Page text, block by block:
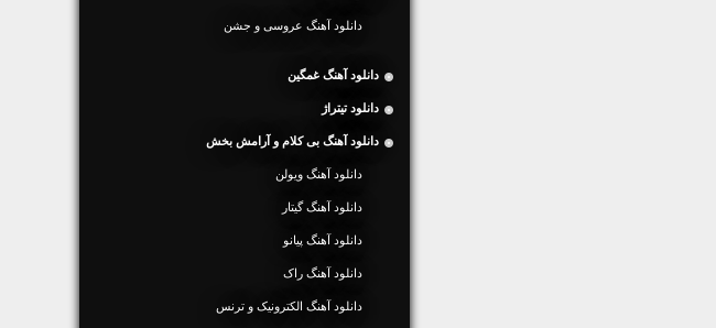
دانلود آهنگ عروسی و جشن
دانلود آهنگ غمگین
دانلود تیتراژ
دانلود آهنگ بی کلام و آرامش بخش
دانلود آهنگ ویولن
دانلود آهنگ گیتار
دانلود آهنگ پیانو
دانلود آهنگ راک
دانلود آهنگ الکترونیک و ترنس